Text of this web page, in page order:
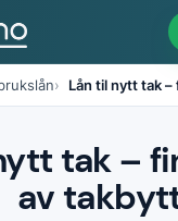
Lån til nytt tak
tak –
av